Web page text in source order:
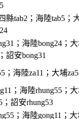
縣tab2；海陸tab5；
；海陸bong24；
詔安bong31
；海陸za11；大埔
；海陸rhung55；
；詔安rhung53
；海陸gong11；